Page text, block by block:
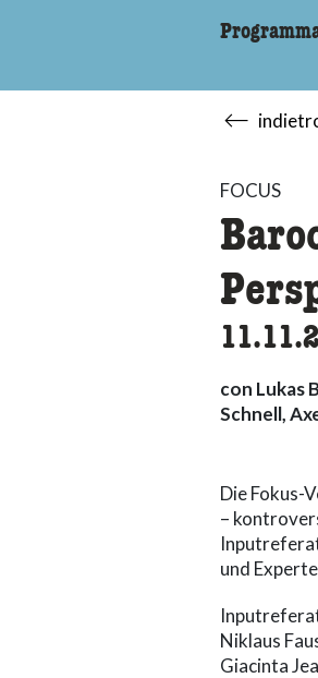
FOCUS
con Lukas
Schnell,
Die Fokus-
–
und
Niklaus
Giacinta